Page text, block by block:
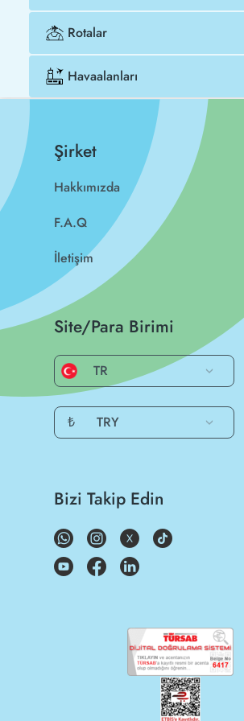
Rotalar
Havaalanları
Şirket
Hakkımızda
F.A.Q
İletişim
Site/Para Birimi
TR
₺ TRY
Bizi Takip Edin